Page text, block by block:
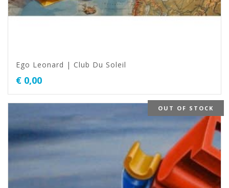
Ego Leonard | Club Du Soleil
€ 0,00
OUT OF STOCK